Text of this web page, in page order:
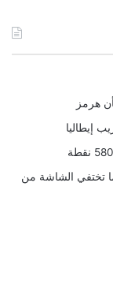
هرمز
إيطاليا
تختفي الشاشة من